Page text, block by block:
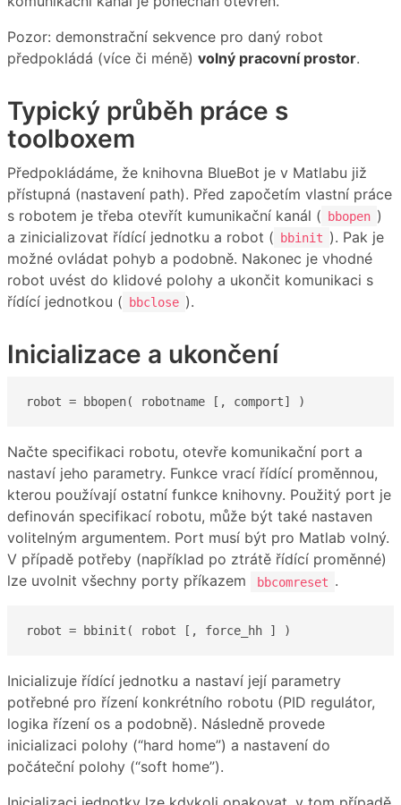
Pozor: demonstrační sekvence pro daný robot
předpokládá (více či méně) volný pracovní prostor.
Typický průběh práce s
toolboxem
Předpokládáme, že knihovna BlueBot je v Matlabu již
přístupná (nastavení path). Před započetím vlastní práce
s robotem je třeba otevřít kumunikační kanál ( bbopen )
a zinicializovat řídící jednotku a robot ( bbinit ). Pak je
možné ovládat pohyb a podobně. Nakonec je vhodné
robot uvést do klidové polohy a ukončit komunikaci s
řídící jednotkou ( bbclose ).
Inicializace a ukončení
robot = bbopen( robotname [, comport] )
Načte specifikaci robotu, otevře komunikační port a
nastaví jeho parametry. Funkce vrací řídící proměnnou,
kterou používají ostatní funkce knihovny. Použitý port je
definován specifikací robotu, může být také nastaven
volitelným argumentem. Port musí být pro Matlab volný.
V případě potřeby (například po ztrátě řídící proměnné)
lze uvolnit všechny porty příkazem
bbcomreset .
robot = bbinit( robot [, force_hh ] )
Inicializuje řídící jednotku a nastaví její parametry
potřebné pro řízení konkrétního robotu (PID regulátor,
logika řízení os a podobně). Následně provede
inicializaci polohy (“hard home”) a nastavení do
počáteční polohy (“soft home”).